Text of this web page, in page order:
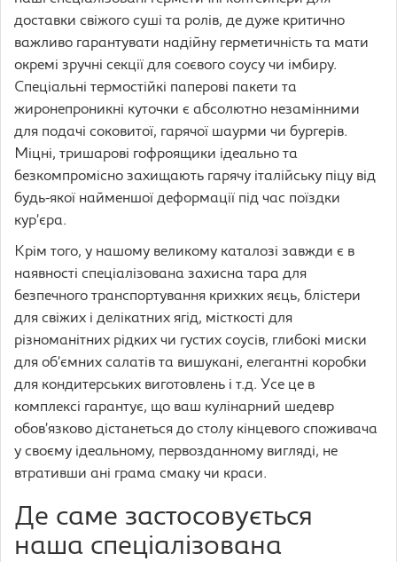
доставки свіжого суші та ролів, де дуже критично
важливо гарантувати надійну герметичність та мати
окремі зручні секції для соєвого соусу чи імбиру.
Спеціальні термостійкі паперові пакети та
жиронепроникні куточки є абсолютно незамінними
для подачі соковитої, гарячої шаурми чи бургерів.
Міцні, тришарові гофроящики ідеально та
безкомпромісно захищають гарячу італійську піцу від
будь-якої найменшої деформації під час поїздки
кур’єра.
Крім того, у нашому великому каталозі завжди є в
наявності спеціалізована захисна тара для
безпечного транспортування крихких яєць, блістери
для свіжих і делікатних ягід, місткості для
різноманітних рідких чи густих соусів, глибокі миски
для об’ємних салатів та вишукані, елегантні коробки
для кондитерських виготовлень і т.д. Усе це в
комплексі гарантує, що ваш кулінарний шедевр
обов’язково дістанеться до столу кінцевого споживача
у своєму ідеальному, первозданному вигляді, не
втративши ані грама смаку чи краси.
Де саме застосовується
наша спеціалізована